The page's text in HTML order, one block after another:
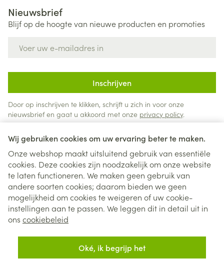
Wij gebruiken cookies om uw ervaring beter te maken.
Onze webshop maakt uitsluitend gebruik van essentiële
cookies. Deze cookies zijn noodzakelijk om onze website
te laten functioneren. We maken geen gebruik van
andere soorten cookies; daarom bieden we geen
mogelijkheid om cookies te weigeren of uw cookie-
instellingen aan te passen. We leggen dit in detail uit in
ons cookiebeleid
Oké, ik begrijp het
Nieuwsbrief
Blijf op de hoogte van nieuwe producten en promoties
Inschrijven
Door op inschrijven te klikken, schrijft u zich in voor onze
nieuwsbrief en gaat u akkoord met onze privacy policy.
Juridische links